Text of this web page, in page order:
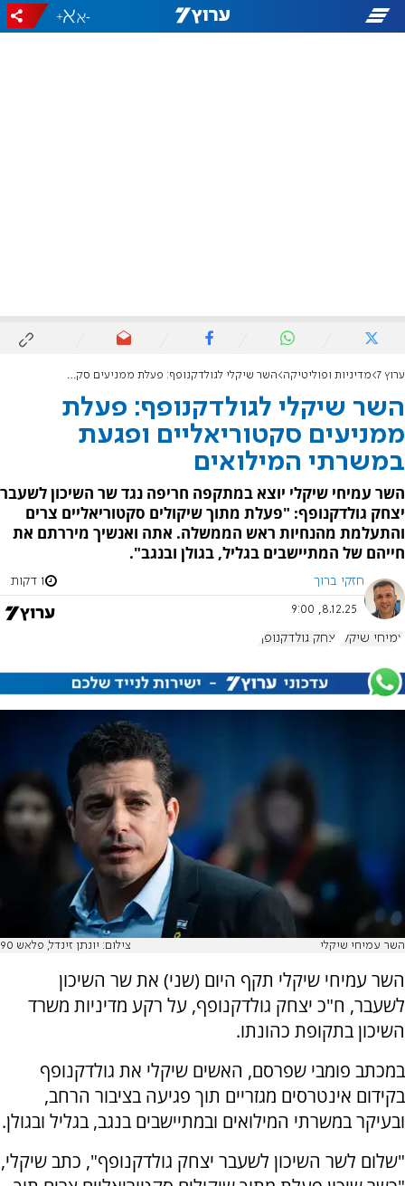
-
+
ערוץ 7 מדיניות ופוליטיקה השר שיקלי לגולדקנופף: פעלת ממניעים סקטוריאליים ופגעת במשרתי המילואים
השר שיקלי לגולדקנופף: פעלת
ממניעים סקטוריאליים ופגעת
במשרתי המילואים
השר עמיחי שיקלי יוצא במתקפה חריפה נגד שר השיכון לשעבר
יצחק גולדקנופף: "פעלת מתוך שיקולים סקטוריאליים צרים
והתעלמת מהנחיות ראש הממשלה. אתה ואנשיך מיררתם את
חייהם של המתיישבים בגליל, בגולן ובנגב".
חזקי ברוך 1 דקות
8.12.25, 9:00
עמיחי שיקלי יצחק גולדקנופף
השר עמיחי שיקלי צילום: יונתן זינדל, פלאש 90
השר עמיחי שיקלי תקף היום (שני) את שר השיכון
לשעבר, ח"כ יצחק גולדקנופף, על רקע מדיניות משרד
השיכון בתקופת כהונתו.
במכתב פומבי שפרסם, האשים שיקלי את גולדקנופף
בקידום אינטרסים מגזריים תוך פגיעה בציבור הרחב,
ובעיקר במשרתי המילואים ובמתיישבים בנגב, בגליל ובגולן.
"שלום לשר השיכון לשעבר יצחק גולדקנופף", כתב שיקלי,